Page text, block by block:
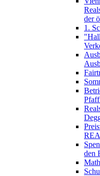
der
1.
den